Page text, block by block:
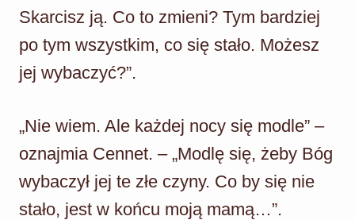
Skarcisz ją. Co to zmieni? Tym bardziej
po tym wszystkim, co się stało. Możesz
jej wybaczyć?”.
„Nie wiem. Ale każdej nocy się modle” –
oznajmia Cennet. – „Modlę się, żeby Bóg
wybaczył jej te złe czyny. Co by się nie
stało, jest w końcu moją mamą…”.